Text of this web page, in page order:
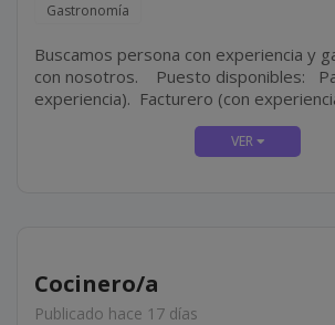
Gastronomía
Buscamos persona con experiencia y
con nosotros. Puesto disponibles: Panadero (con
experiencia). Facturero (con experiencia). Cocinero
Cocinero/a
Publicado hace 17 días